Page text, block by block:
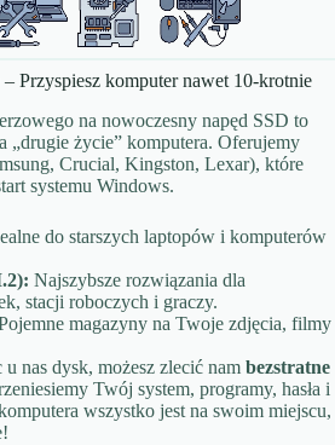
Przyspiesz komputer nawet 10-krotnie
na nowoczesny napęd SSD to
„drugie życie” komputera. Oferujemy
Crucial, Kingston, Lexar), które
systemu Windows.
do starszych laptopów i komputerów
Najszybsze rozwiązania dla
stacji roboczych i graczy.
magazyny na Twoje zdjęcia, filmy
u nas dysk, możesz zlecić nambezstratne
Twój system, programy, hasła i
wszystko jest na swoim miejscu,